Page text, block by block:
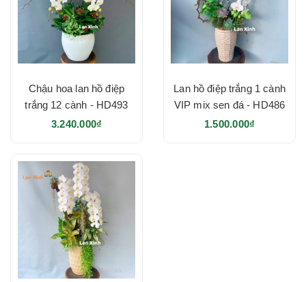
Chậu hoa lan hồ điệp
trắng 12 cành - HD493
3.240.000₫
Lan hồ điệp trắng 1 cành
VIP mix sen đá - HD486
1.500.000₫